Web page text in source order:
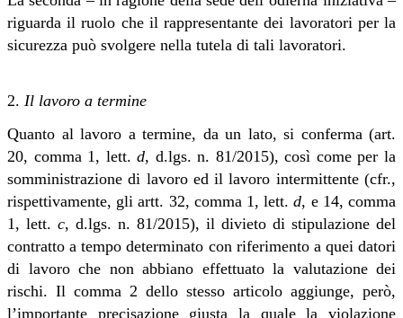
riguarda il ruolo che il rappresentante dei lavoratori per la
sicurezza può svolgere nella tutela di tali lavoratori.
2. Il lavoro a termine
Quanto al lavoro a termine, da un lato, si conferma (art.
20, comma 1, lett.d, d.lgs. n. 81/2015), così come per la
somministrazione di lavoro ed il lavoro intermittente (cfr.,
rispettivamente, gli artt. 32, comma 1, lett.d, e 14, comma
1, lett. c, d.lgs. n. 81/2015), il divieto di stipulazione del
contratto a tempo determinato con riferimento a quei datori
di lavoro che non abbiano effettuato la valutazione dei
rischi. Il comma 2 dello stesso articolo aggiunge, però,
l’importante precisazione giusta la quale la violazione